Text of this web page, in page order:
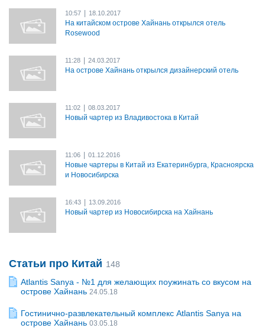
10:57 18.10.2017
На китайском острове Хайнань открылся отель
Rosewood
11:28 24.03.2017
На острове Хайнань открылся дизайнерский отель
11:02 08.03.2017
Новый чартер из Владивостока в Китай
11:06 01.12.2016
Новые чартеры в Китай из Екатеринбурга, Красноярска
и Новосибирска
16:43 13.09.2016
Новый чартер из Новосибирска на Хайнань
Статьи про Китай 148
Atlantis Sanya - №1 для желающих поужинать со вкусом на
острове Хайнань 24.05.18
Гостинично-развлекательный комплекс Atlantis Sanya на
острове Хайнань 03.05.18